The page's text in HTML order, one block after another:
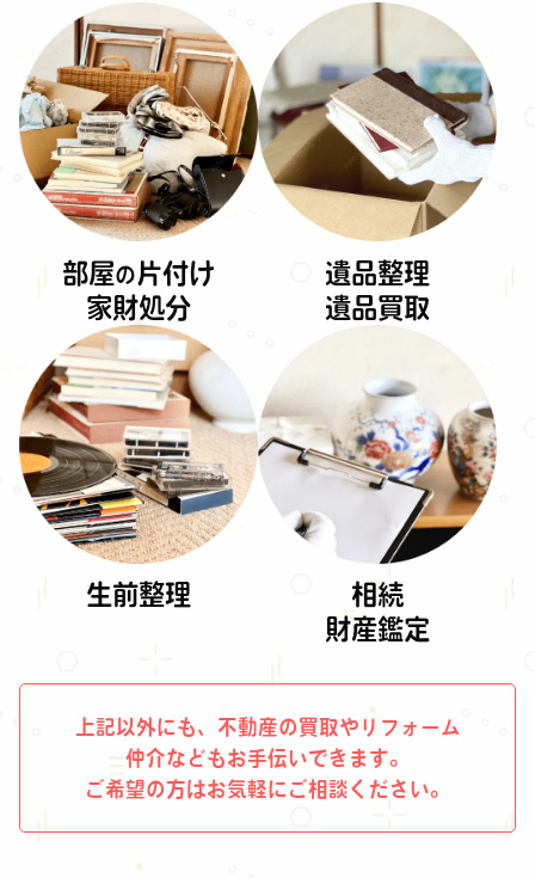
部屋の 片付け
家財処分
遺品整理
遺品買取
生前整理
相続
財産鑑定
上記以外にも、不動産の買取やリフォーム
仲介などもお手伝いできます。
ご希望の方はお気軽にご相談ください。